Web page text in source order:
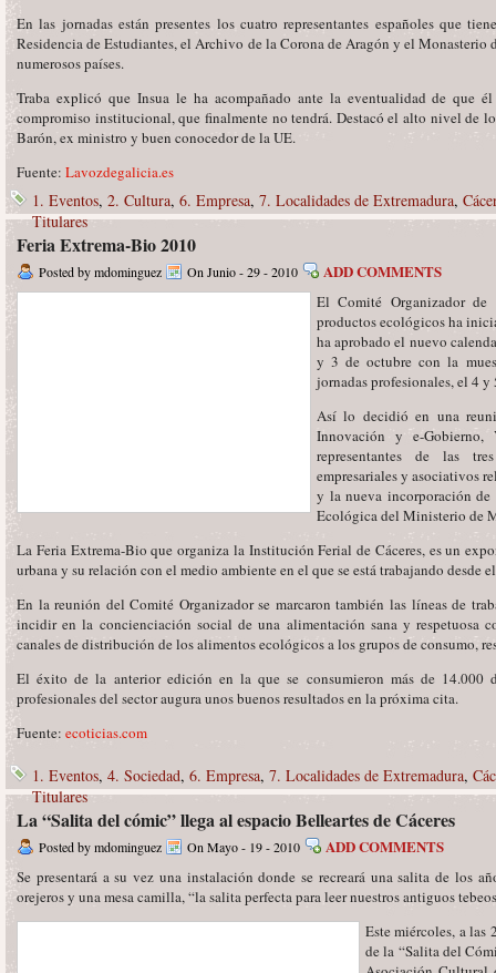
En las jornadas están presentes los cuatro representantes españoles que
Residencia de Estudiantes, el Archivo de la Corona de Aragón y el Monasterio
numerosos países.
Traba explicó que Insua le ha acompañado ante la eventualidad de que
compromiso institucional, que finalmente no tendrá. Destacó el alto nivel de
Barón, ex ministro y buen conocedor de la UE.
Fuente: Lavozdegalicia.es
1. Eventos, 2. Cultura, 6. Empresa, 7. Localidades de Extremadura,
Titulares
Feria Extrema-Bio 2010
Posted by mdominguez On Junio - 29 - 2010 ADD COMMENTS
El Comité Organizador
productos ecológicos ha
ha aprobado el nuevo
y 3 de octubre con la
jornadas profesionales, el 4 y
Así lo decidió en una
Innovación y e-Gobierno,
representantes de las
empresariales y asociativos
y la nueva incorporación
Ecológica del Ministerio de
La Feria Extrema-Bio que organiza la Institución Ferial de Cáceres, es un
urbana y su relación con el medio ambiente en el que se está trabajando desde
En la reunión del Comité Organizador se marcaron también las líneas de
incidir en la concienciación social de una alimentación sana y respetuosa
canales de distribución de los alimentos ecológicos a los grupos de consumo,
El éxito de la anterior edición en la que se consumieron más de 14.000
profesionales del sector augura unos buenos resultados en la próxima cita.
Fuente: ecoticias.com
1. Eventos, 4. Sociedad, 6. Empresa, 7. Localidades de Extremadura,
Titulares
La “Salita del cómic” llega al espacio Belleartes de Cáceres
Posted by mdominguez On Mayo - 19 - 2010 ADD COMMENTS
Se presentará a su vez una instalación donde se recreará una salita de los
orejeros y una mesa camilla, “la salita perfecta para leer nuestros antiguos
Este miércoles, a las
de la “Salita del